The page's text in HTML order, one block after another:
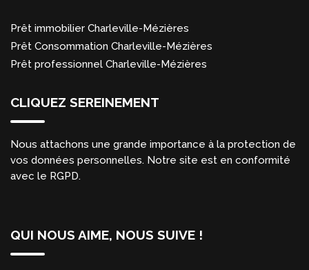
Prêt immobilier Charleville-Mézières
Prêt Consommation Charleville-Mézières
Prêt professionnel Charleville-Mézières
CLIQUEZ SEREINEMENT
Nous attachons une grande importance à la protection de
vos données personnelles. Notre site est en conformité
avec le RGPD.
QUI NOUS AIME, NOUS SUIVE !